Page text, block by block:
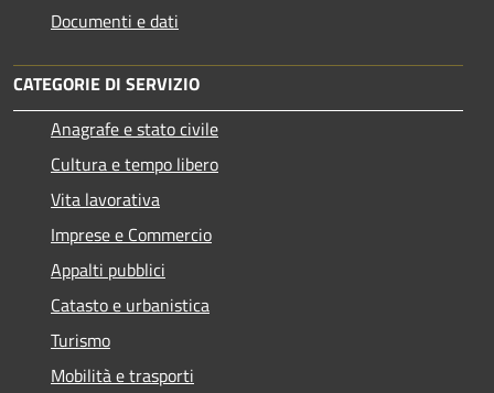
Documenti e dati
CATEGORIE DI SERVIZIO
Anagrafe e stato civile
Cultura e tempo libero
Vita lavorativa
Imprese e Commercio
Appalti pubblici
Catasto e urbanistica
Turismo
Mobilità e trasporti